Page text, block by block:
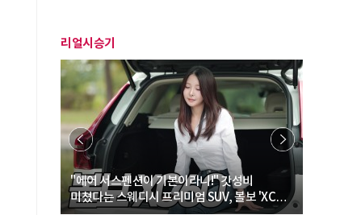
리얼시승기
"에어 서스펜션이 기본이라니!" 갓성비
미쳤다는 스웨디시 프리미엄 SUV, 볼보 'XC60